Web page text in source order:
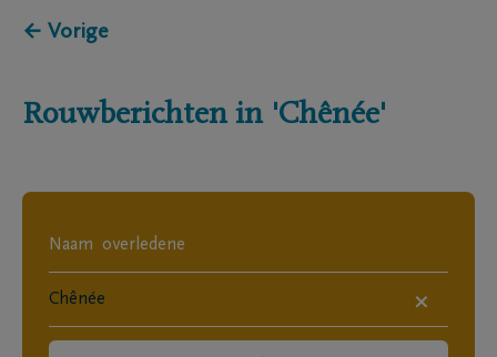
← Vorige
Rouwberichten in 'Chênée'
×